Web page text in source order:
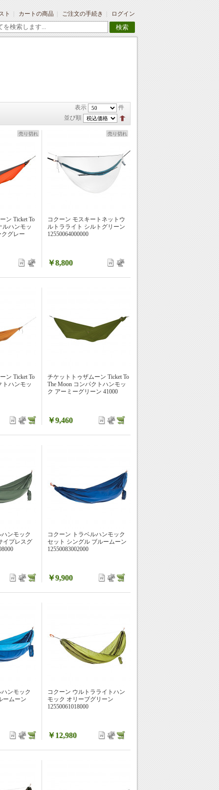
ト カートの商品 ご注文の手続き ログイン
検索
表示 件
並び順
ン Ticket To
ルハンモッ
グレー
売り切れ
コクーン モスキートネットウ
ルトラライト シルトグリーン
12550064000000
￥8,800
売り切れ
ン Ticket To
トハンモッ
チケットトゥザムーン Ticket To
The Moon コンパクトハンモッ
ク アーミーグリーン 41000
￥9,460
ンモック
イプレスグ
コクーン トラベルハンモック
セット シングル ブルームーン
12550083002000
￥9,900
ンモック
ームーン
コクーン ウルトラライトハン
モック オリーブグリーン
12550061018000
￥12,980